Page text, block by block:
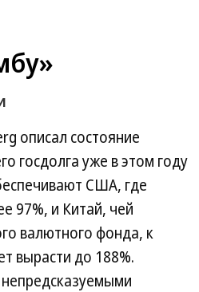
описал состояние
госдолга уже в этом году
США, где
97%, и Китай, чей
валютного фонда, к
вырасти до 188%.